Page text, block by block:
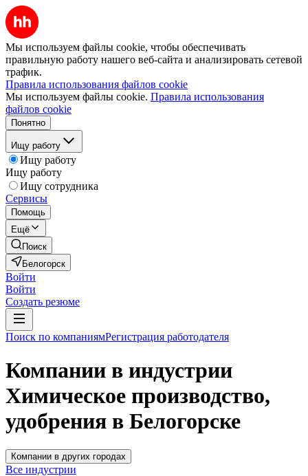
Мы используем файлы cookie, чтобы обеспечивать
правильную работу нашего веб-сайта и анализировать сетевой
трафик.
Правила использования файлов cookie
Мы используем файлы cookie. Правила использования
файлов cookie
Понятно
Ищу работу
Ищу работу
Ищу работу
Ищу сотрудника
Сервисы
Помощь
Ещё
Поиск
Белогорск
Войти
Войти
Создать резюме
Поиск по компаниямРегистрация работодателя
Компании в индустрии
Химическое производство,
удобрения в Белогорске
Компании в других городах
Все индустрии